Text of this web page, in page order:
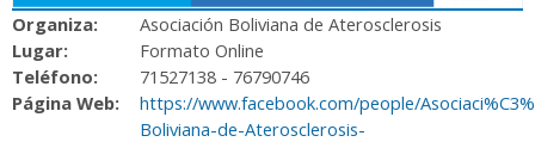
Organiza:
Asociación Boliviana de Aterosclerosis
Lugar:
Formato Online
Teléfono:
71527138 - 76790746
Página Web:
https://www.facebook.com/people/
Boliviana-de-Aterosclerosis-